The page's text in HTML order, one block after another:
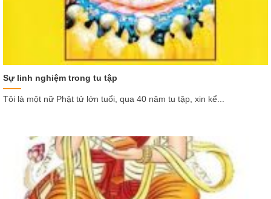
Sự linh nghiệm trong tu tập
Tôi là một nữ Phật tử lớn tuổi, qua 40 năm tu tập, xin kể...